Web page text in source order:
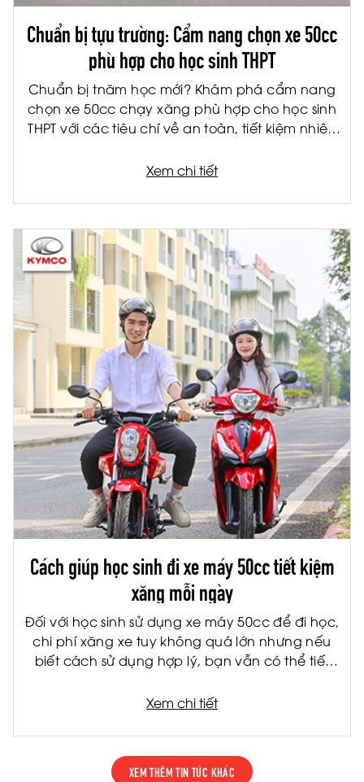
Chuẩn bị tựu trường: Cẩm nang chọn xe 50cc
phù hợp cho học sinh THPT
Chuẩn bị tnăm học mới? Khám phá cẩm nang
chọn xe 50cc chạy xăng phù hợp cho học sinh
THPT với các tiêu chí về an toàn, tiết kiệm nhiên
Xem chi tiết
Cách giúp học sinh đi xe máy 50cc tiết kiệm
xăng mỗi ngày
Đối với học sinh sử dụng xe máy 50cc để đi học,
chi phí xăng xe tuy không quá lớn nhưng nếu
biết cách sử dụng hợp lý, bạn vẫn có thể tiết
chi phí cho gia đình, việc tiết kiệm nhiên liệu còn
hóc về lâu dài.
Xem chi tiết
XEM THÊM TIN TỨC KHÁC